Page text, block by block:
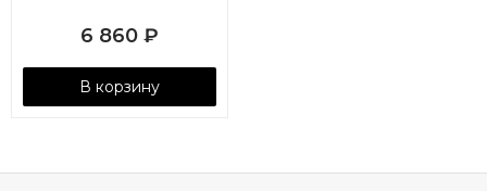
6 860 ₽
В корзину